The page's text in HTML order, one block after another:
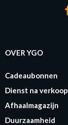
OVER YGO
Cadeaubonnen
Dienst na verkoop
Afhaalmagazijn
Duurzaamheid